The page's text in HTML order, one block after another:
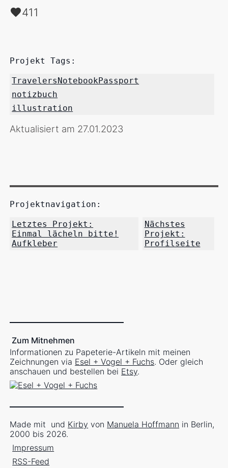
411
Projekt Tags:
TravelersNotebookPassport
notizbuch
illustration
Aktualisiert am 27.01.2023
Projektnavigation:
Letztes Projekt:
Einmal lächeln bitte!
Aufkleber
Nächstes
Projekt:
Profilseite
Zum Mitnehmen
Informationen zu Papeterie-Artikeln mit meinen
Zeichnungen via Esel + Vogel + Fuchs. Oder gleich
anschauen und bestellen bei Etsy.
Made mit und Kirby von Manuela Hoffmann in Berlin,
2000 bis 2026.
Impressum
RSS-Feed